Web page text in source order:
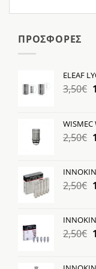
ΠΡΟΣΦΟΡΕΣ
ELEAF
3,50€
WISMEC
2,50€
2,50€
2,50€